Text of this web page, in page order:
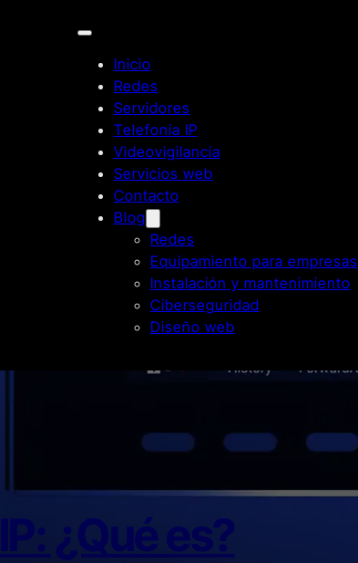
Inicio
Redes
Servidores
Telefonía IP
Videovigilancia
Servicios web
Contacto
Blog
Redes
Equipamiento para empresas
Instalación y mantenimiento
Ciberseguridad
Diseño web
¿Qué es?